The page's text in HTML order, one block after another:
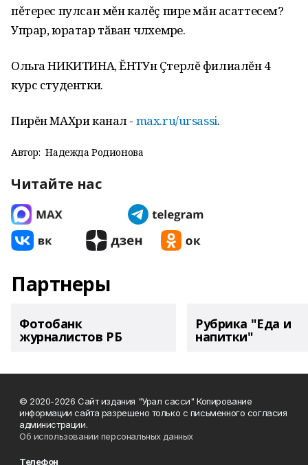
пěтерес пулсан мěн калěç пире мăн асаттесем?
Упрар, юратар тӑван чӗлхемӗре.
Ольга НИКИТИНА, ĔНТУн Çтерлĕ филиалĕн 4
курс студентки.
Пирĕн MАХри канал - max.ru/ursassi.
Автор: Надежда Родионова
Читайте нас
Партнеры
Фотобанк
журналистов РБ
Рубрика "Еда и
напитки"
© 2020-2026 Сайт издания "Урал сасси" Копирование
информации сайта разрешено только с письменного согласия
администрации.
Об использовании персональных данных
Телефон